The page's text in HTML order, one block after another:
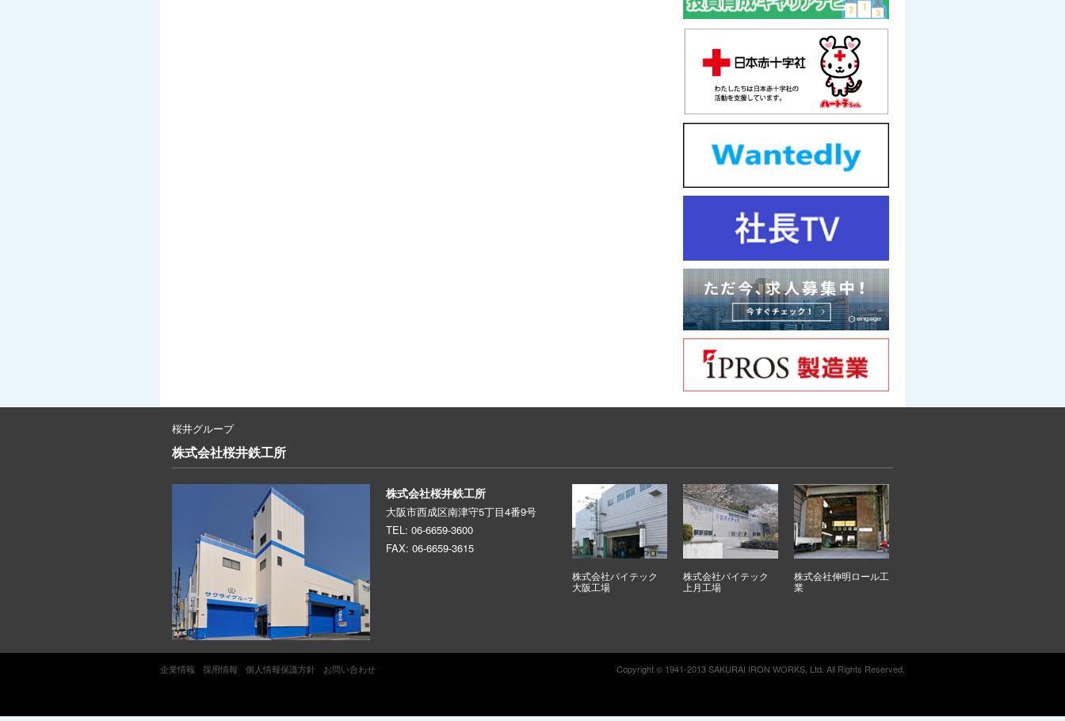
桜井グループ
株式会社桜井鉄工所
株式会社桜井鉄工所
大阪市西成区南津守5丁目4番9号
TEL: 06-6659-3600
FAX: 06-6659-3615
株式会社パイテック
大阪工場
株式会社パイテック
上月工場
株式会社伸明ロール工
業
企業情報 採用情報 個人情報保護方針 お問い合わせ Copyright © 1941-2013 SAKURAI IRON WORKS, Ltd. All Rights Reserved.